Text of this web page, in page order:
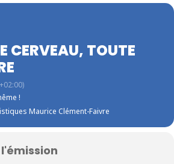
CERVEAU, TOUTE
!
Maurice Clément-Faivre